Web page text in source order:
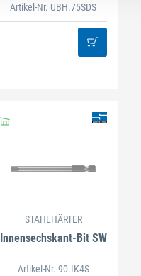
Artikel-Nr. UBH.75SDS
STAHLHÄRTER
Innensechskant-Bit SW
Artikel-Nr. 90.IK4S